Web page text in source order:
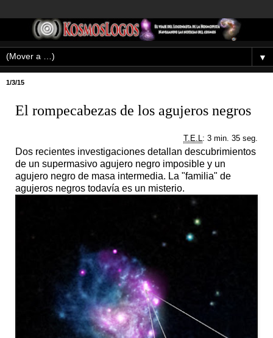
▼
1/3/15
El rompecabezas de los agujeros negros
T.E.L : 3 min. 35 seg.
Dos recientes investigaciones detallan descubrimientos
de un supermasivo agujero negro imposible y un
agujero negro de masa intermedia. La "familia" de
agujeros negros todavía es un misterio.